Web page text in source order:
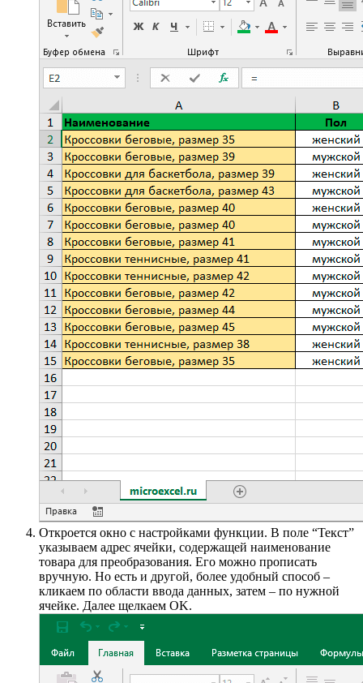
Откроется окно с настройками функции. В поле “Текст”
указываем адрес ячейки, содержащей наименование
товара для преобразования. Его можно прописать
вручную. Но есть и другой, более удобный способ –
кликаем по области ввода данных, затем – по нужной
ячейке. Далее щелкаем OK.